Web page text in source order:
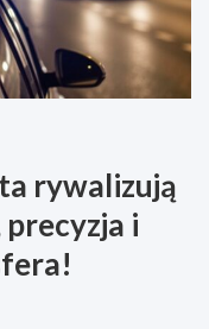
rywalizują
i